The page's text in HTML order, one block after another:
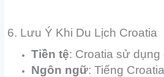
6. Lưu Ý Khi Du Lịch Croatia
Tiền tệ: Croatia sử dụng
Ngôn ngữ: Tiếng